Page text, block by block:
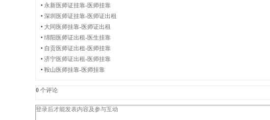
证
• 永新医师证挂靠-医师挂靠
• 深圳医师证挂靠-医师证出租
• 大同医师挂靠-医师证出租
• 绵阳医师证出租-医生挂靠
• 自贡医师证出租-医师挂靠
• 济宁医师证出租-医师挂靠
• 鞍山医师挂靠-医师挂靠
0 个评论